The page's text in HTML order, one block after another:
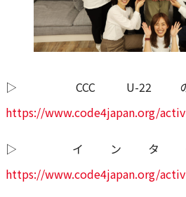
▷ CCC U-
https://www.code4japan.org/
▷ インタ
https://www.code4japan.org/